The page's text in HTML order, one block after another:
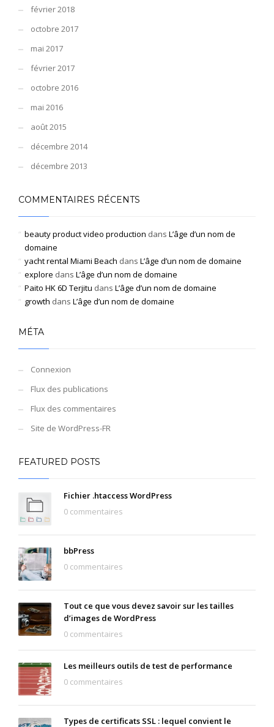
février 2018
octobre 2017
mai 2017
février 2017
octobre 2016
mai 2016
août 2015
décembre 2014
décembre 2013
COMMENTAIRES RÉCENTS
beauty product video production dans L’âge d’un nom de
domaine
yacht rental Miami Beach dans L’âge d’un nom de domaine
explore dans L’âge d’un nom de domaine
Paito HK 6D Terjitu dans L’âge d’un nom de domaine
growth dans L’âge d’un nom de domaine
MÉTA
Connexion
Flux des publications
Flux des commentaires
Site de WordPress-FR
FEATURED POSTS
Fichier .htaccess WordPress
0 commentaires
bbPress
0 commentaires
Tout ce que vous devez savoir sur les tailles
d’images de WordPress
0 commentaires
Les meilleurs outils de test de performance
0 commentaires
Types de certificats SSL : lequel convient le